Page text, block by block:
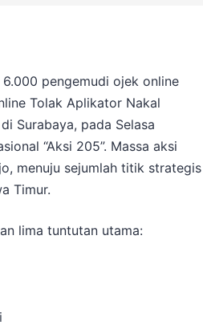
pengemudi ojek online
Tolak Aplikator Nakal
Surabaya, pada Selasa
“Aksi 205”. Massa aksi
menuju sejumlah titik strategis
Timur.
lima tuntutan utama: